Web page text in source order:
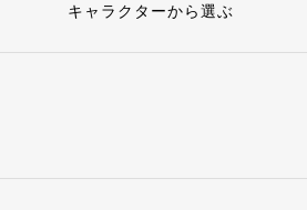
キャラクターから選ぶ